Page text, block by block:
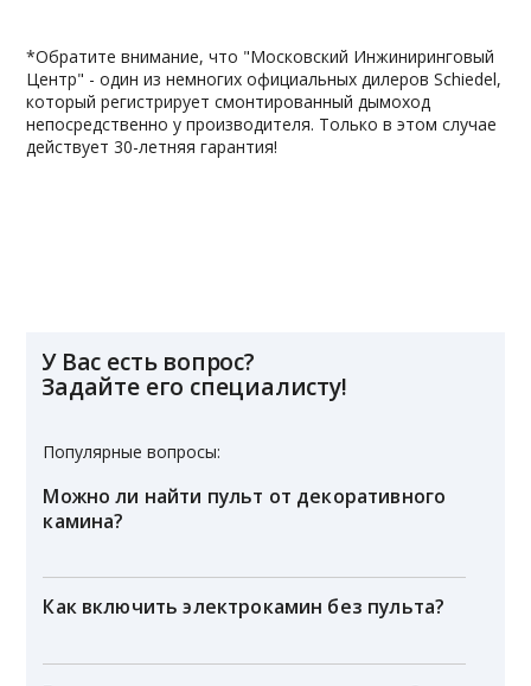
*Обратите внимание, что "Московский Инжиниринговый
Центр" - один из немногих официальных дилеров Schiedel,
который регистрирует смонтированный дымоход
непосредственно у производителя. Только в этом случае
действует 30-летняя гарантия!
У Вас есть вопрос?
Задайте его специалисту!
Популярные вопросы:
Можно ли найти пульт от декоративного
камина?
Как включить электрокамин без пульта?